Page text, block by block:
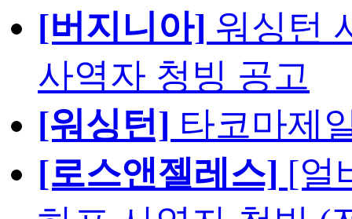
[버지니아] 워싱턴
사역자 청빙 공고
[워싱턴] 타코마제
[로스앤젤레스] [얼